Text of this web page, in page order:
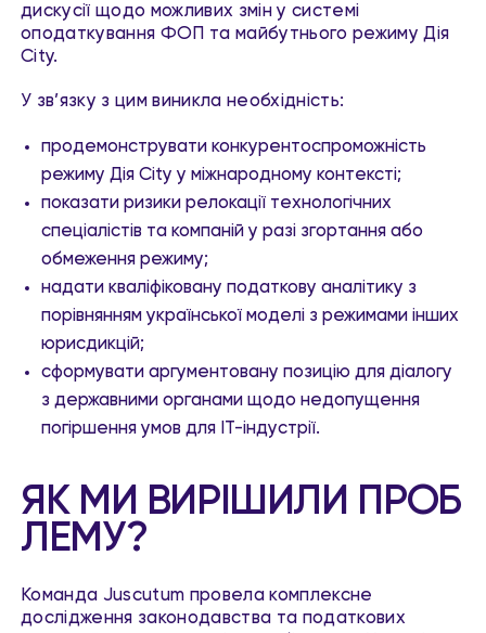
дискусії щодо можливих змін у системі
оподаткування ФОП та майбутнього режиму Дія
City.
У зв’язку з цим виникла необхідність:
продемонструвати конкурентоспроможність
режиму Дія City у міжнародному контексті;
показати ризики релокації технологічних
спеціалістів та компаній у разі згортання або
обмеження режиму;
надати кваліфіковану податкову аналітику з
порівнянням української моделі з режимами інших
юрисдикцій;
сформувати аргументовану позицію для діалогу
з державними органами щодо недопущення
погіршення умов для ІТ-індустрії.
ЯК МИ ВИРІШИЛИ ПРОБ
ЛЕМУ?
Команда Juscutum провела комплексне
дослідження законодавства та податкових